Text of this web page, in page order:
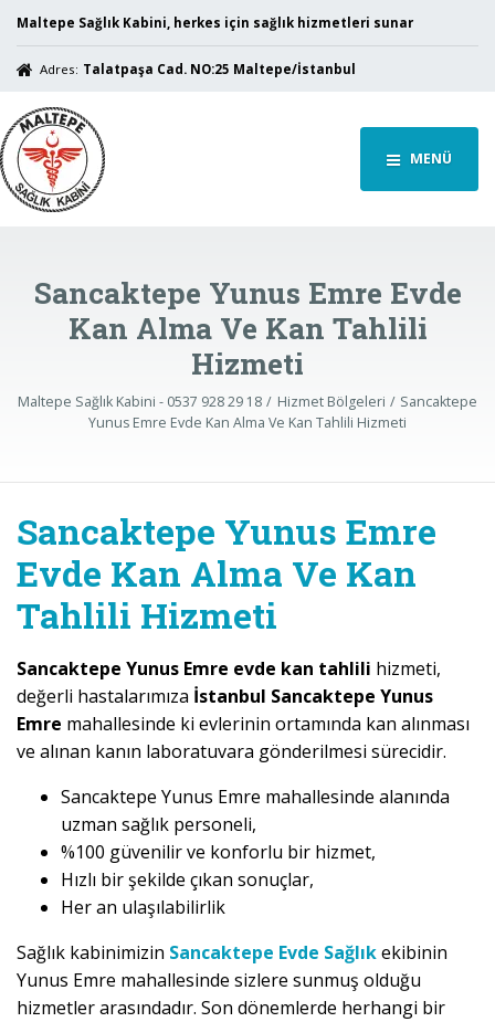
Maltepe Sağlık Kabini, herkes için sağlık hizmetleri sunar
Adres: Talatpaşa Cad. NO:25 Maltepe/İstanbul
MENÜ
Sancaktepe Yunus Emre Evde
Kan Alma Ve Kan Tahlili
Hizmeti
Maltepe Sağlık Kabini - 0537 928 29 18 Hizmet Bölgeleri
Sancaktepe
Yunus Emre Evde Kan Alma Ve Kan Tahlili Hizmeti
Sancaktepe Yunus Emre
Evde Kan Alma Ve Kan
Tahlili Hizmeti
Sancaktepe Yunus Emre evde kan tahlili hizmeti,
değerli hastalarımıza İstanbul Sancaktepe Yunus
Emre mahallesinde ki evlerinin ortamında kan alınması
ve alınan kanın laboratuvara gönderilmesi sürecidir.
Sancaktepe Yunus Emre mahallesinde alanında
uzman sağlık personeli,
%100 güvenilir ve konforlu bir hizmet,
Hızlı bir şekilde çıkan sonuçlar,
Her an ulaşılabilirlik
Sağlık kabinimizin Sancaktepe Evde Sağlıkekibinin
Yunus Emre mahallesinde sizlere sunmuş olduğu
hizmetler arasındadır. Son dönemlerde herhangi bir